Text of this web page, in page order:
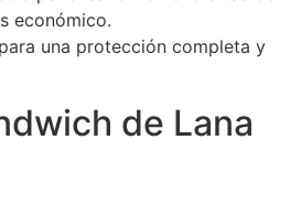
económico.
una protección completa y
de Lana